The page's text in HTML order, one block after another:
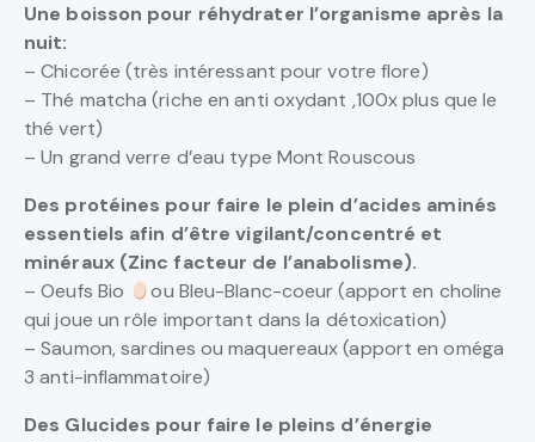
Une boisson pour réhydrater l’organisme après la
nuit:
– Chicorée (très intéressant pour votre flore)
– Thé matcha (riche en anti oxydant ,100x plus que le
thé vert)
– Un grand verre d’eau type Mont Rouscous
Des protéines pour faire le plein d’acides aminés
essentiels afin d’être vigilant/concentré et
minéraux (Zinc facteur de l’anabolisme).
– Oeufs Bio
ou Bleu-Blanc-coeur (apport en choline
qui joue un rôle important dans la détoxication)
– Saumon, sardines ou maquereaux (apport en oméga
3 anti-inflammatoire)
Des Glucides pour faire le pleins d’énergie